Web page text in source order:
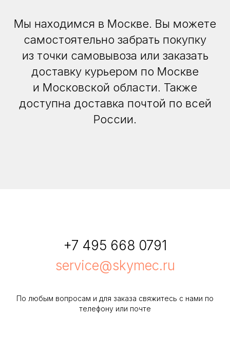
Мы находимся в Москве. Вы можете
самостоятельно забрать покупку
из точки самовывоза или заказать
доставку курьером по Москве
и Московской области. Также
доступна доставка почтой по всей
России.
+7 495 668 0791
service@skymec.ru
По любым вопросам и для заказа свяжитесь с нами по
телефону или почте